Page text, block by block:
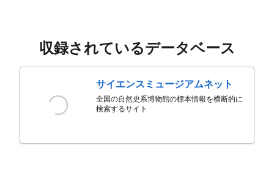
収録されているデータベース
サイエンスミュージアムネット
全国の自然史系博物館の標本情報を横断的に
検索するサイト